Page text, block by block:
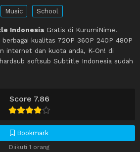
Score 7.86
Bookmark
Diikuti 1 orang
Music School
Indonesia Gratis di KurumiNime.
berbagai kualitas 720P 360P 240P 480P
internet dan kuota anda, K-On! di
softsub Subtitle Indonesia sudah